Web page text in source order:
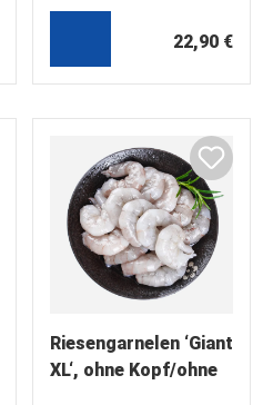
22,90 €
Riesengarnelen ‘Giant
XL‘, ohne Kopf/ohne